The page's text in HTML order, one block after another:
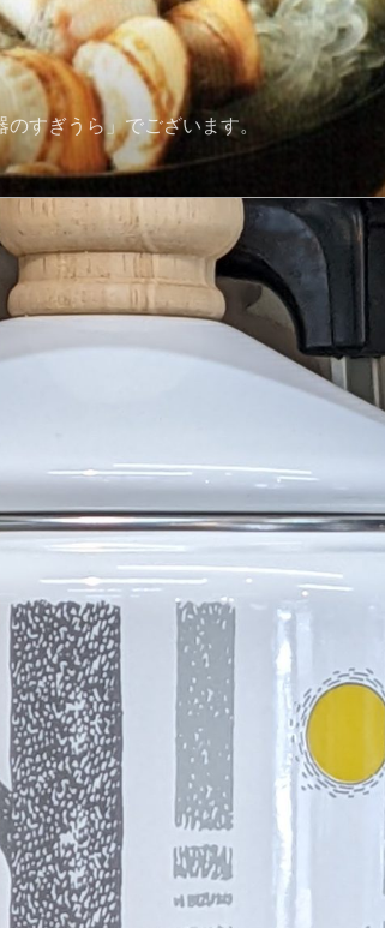
すぎうら」でございます。